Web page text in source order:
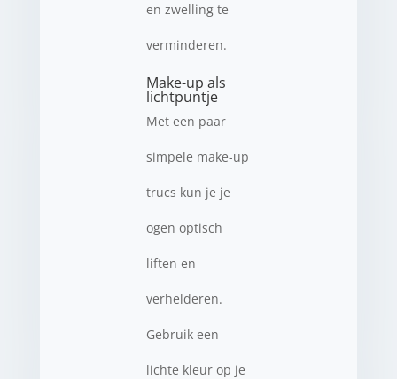
en zwelling te
verminderen.
Make-up als
lichtpuntje
Met een paar
simpele make-up
trucs kun je je
ogen optisch
liften en
verhelderen.
Gebruik een
lichte kleur op je